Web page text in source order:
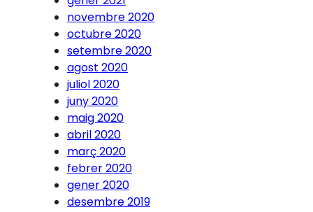
novembre 2020
octubre 2020
setembre 2020
agost 2020
juliol 2020
juny 2020
maig 2020
abril 2020
març 2020
febrer 2020
gener 2020
desembre 2019